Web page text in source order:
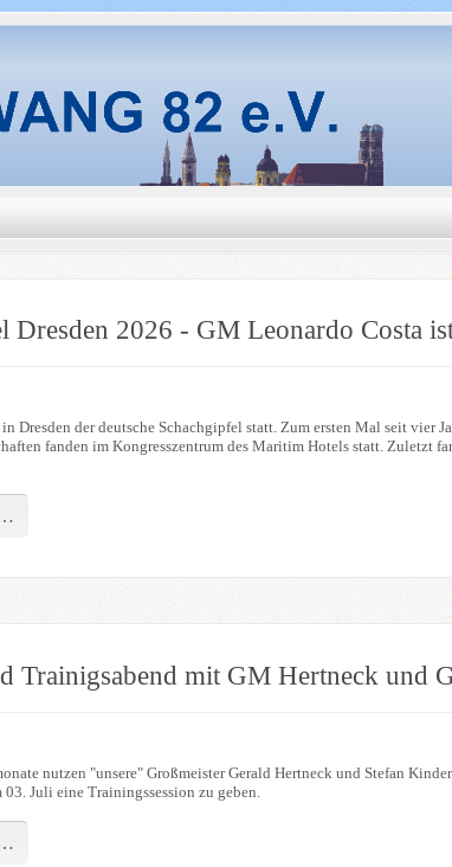
Dresden 2026 - GM Leonardo Costa
Dresden der deutsche Schachgipfel statt. Zum ersten Mal seit vier
fanden im Kongresszentrum des Maritim Hotels statt. Zuletzt
…
Trainigsabend mit GM Hertneck und
nutzen "unsere" Großmeister Gerald Hertneck und Stefan
Juli eine Trainingssession zu geben.
…